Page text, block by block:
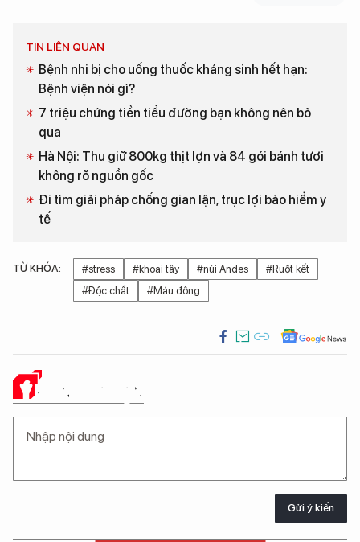
TIN LIÊN QUAN
Bệnh nhi bị cho uống thuốc kháng sinh hết hạn:
Bệnh viện nói gì?
7 triệu chứng tiền tiểu đường bạn không nên bỏ
qua
Hà Nội: Thu giữ 800kg thịt lợn và 84 gói bánh tươi
không rõ nguồn gốc
Đi tìm giải pháp chống gian lận, trục lợi bảo hiểm y
tế
TỪ KHÓA: #stress #khoai tây #núi Andes
#Ruột kết
#Độc chất
#Máu đông
Ý KIẾN CỦA BẠN
Gửi ý kiến